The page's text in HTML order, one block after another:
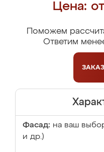
Цена:
Поможем
Ответим
Фасад: на ваш
и др.)